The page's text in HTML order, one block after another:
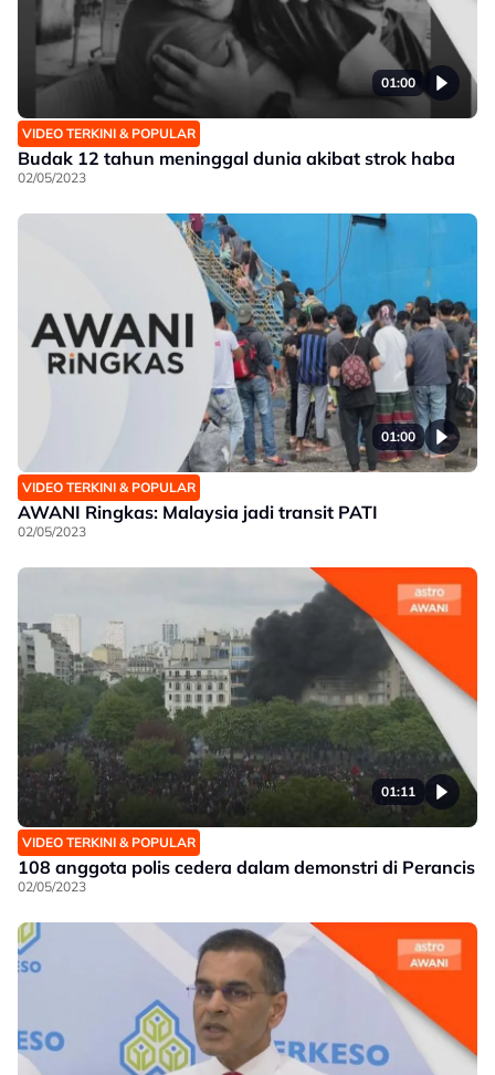
01:00
VIDEO TERKINI & POPULAR
Budak 12 tahun meninggal dunia akibat strok haba
02/05/2023
01:00
VIDEO TERKINI & POPULAR
AWANI Ringkas: Malaysia jadi transit PATI
02/05/2023
01:11
VIDEO TERKINI & POPULAR
108 anggota polis cedera dalam demonstri di Perancis
02/05/2023